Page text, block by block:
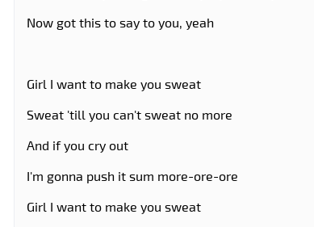
Now got this to say to you, yeah
Girl I want to make you sweat
Sweat 'till you can't sweat no more
And if you cry out
I'm gonna push it sum more-ore-ore
Girl I want to make you sweat